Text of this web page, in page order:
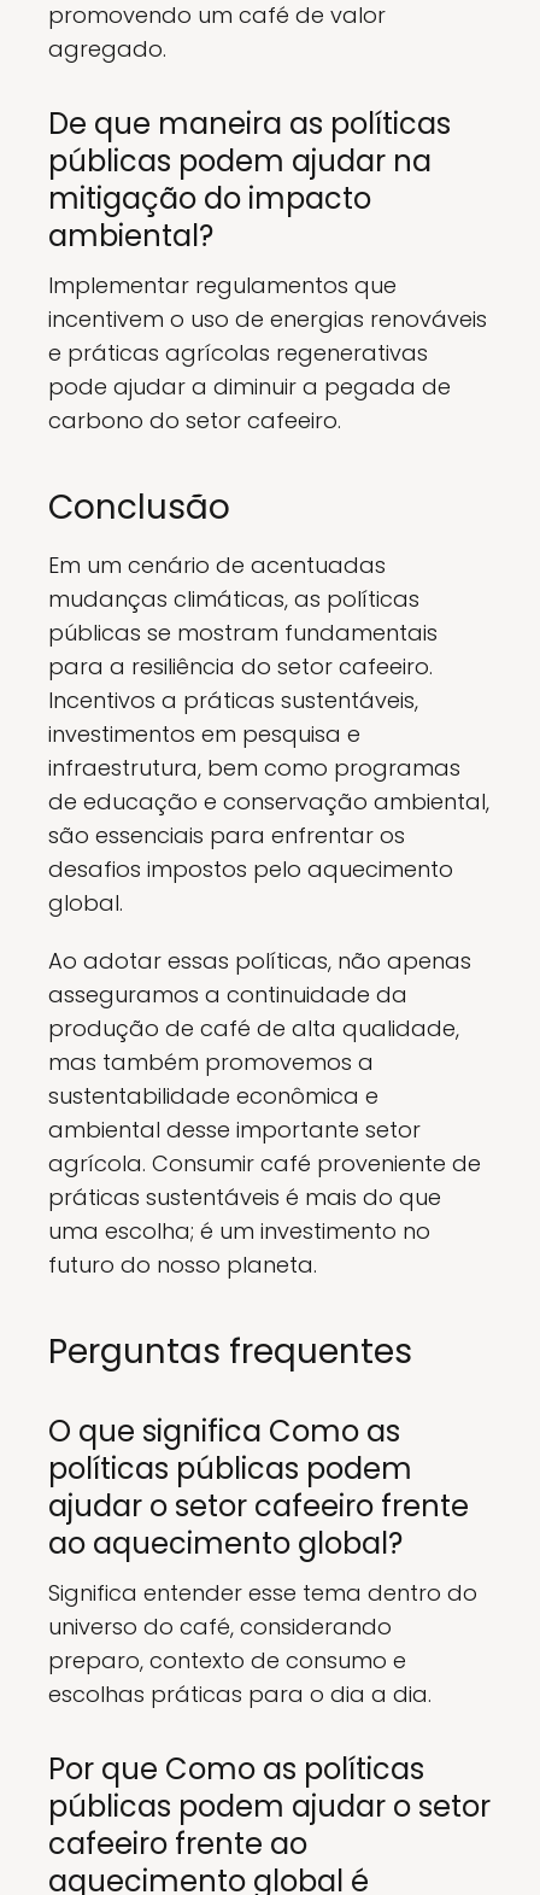
promovendo um café de valor
agregado.
De que maneira as políticas
públicas podem ajudar na
mitigação do impacto
ambiental?
Implementar regulamentos que
incentivem o uso de energias renováveis
e práticas agrícolas regenerativas
pode ajudar a diminuir a pegada de
carbono do setor cafeeiro.
Conclusão
Em um cenário de acentuadas
mudanças climáticas, as políticas
públicas se mostram fundamentais
para a resiliência do setor cafeeiro.
Incentivos a práticas sustentáveis,
investimentos em pesquisa e
infraestrutura, bem como programas
de educação e conservação ambiental,
são essenciais para enfrentar os
desafios impostos pelo aquecimento
global.
Ao adotar essas políticas, não apenas
asseguramos a continuidade da
produção de café de alta qualidade,
mas também promovemos a
sustentabilidade econômica e
ambiental desse importante setor
agrícola. Consumir café proveniente de
práticas sustentáveis é mais do que
uma escolha; é um investimento no
futuro do nosso planeta.
Perguntas frequentes
O que significa Como as
políticas públicas podem
ajudar o setor cafeeiro frente
ao aquecimento global?
Significa entender esse tema dentro do
universo do café, considerando
preparo, contexto de consumo e
escolhas práticas para o dia a dia.
Por que Como as políticas
públicas podem ajudar o setor
cafeeiro frente ao
aquecimento global é